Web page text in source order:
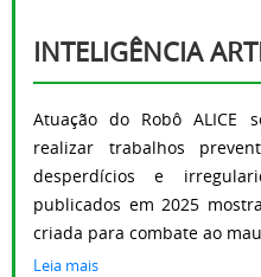
INTELIGÊNCIA
Atuação do Robô ALICE
realizar trabalhos
desperdícios e
publicados em 2025
criada para combate ao
Leia mais